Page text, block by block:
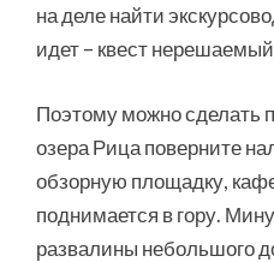
на деле найти
идет – квест
Поэтому можно сделать
озера Рица поверните
обзорную площадку,
поднимается в гору.
развалины небольшого